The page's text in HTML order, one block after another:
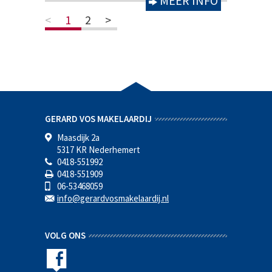
<
1 2 >
GERARD VOS MAKELAARDIJ
Maasdijk 2a
5317 KR Nederhemert
0418-551992
0418-551909
06-53468059
info@gerardvosmakelaardij.nl
VOLG ONS